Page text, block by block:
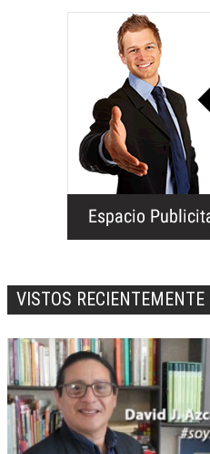
VISTOS RECIENTEMENTE